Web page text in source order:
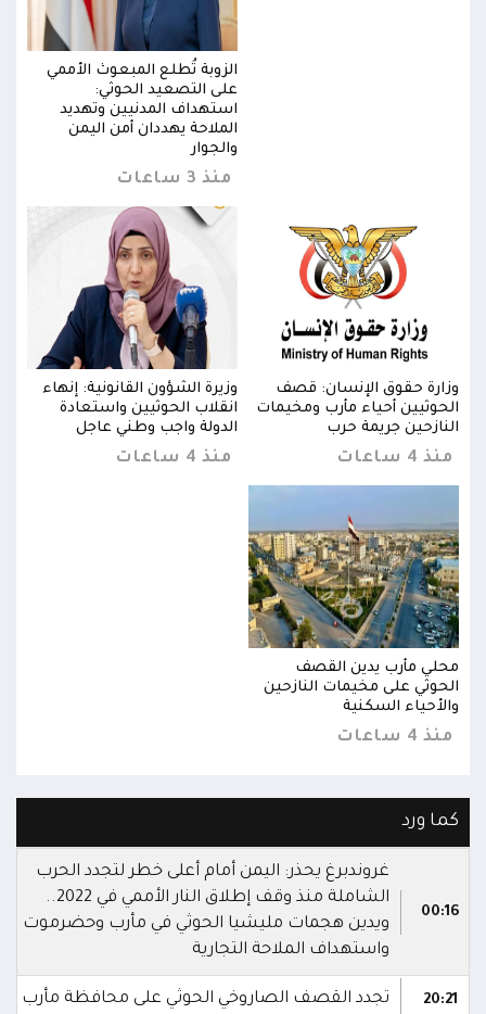
الزوبة تُطلع المبعوث الأممي
على التصعيد الحوثي:
استهداف المدنيين وتهديد
الملاحة يهددان أمن اليمن
والجوار
منذ 3 ساعات
وزارة حقوق الإنسان: قصف
الحوثيين أحياء مأرب ومخيمات
النازحين جريمة حرب
منذ 4 ساعات
وزيرة الشؤون القانونية: إنهاء
انقلاب الحوثيين واستعادة
الدولة واجب وطني عاجل
منذ 4 ساعات
محلي مأرب يدين القصف
الحوثي على مخيمات النازحين
والأحياء السكنية
منذ 4 ساعات
كما ورد
00:16
غروندبرغ يحذر: اليمن أمام أعلى خطر لتجدد الحرب
الشاملة منذ وقف إطلاق النار الأممي في 2022..
ويدين هجمات مليشيا الحوثي في مأرب وحضرموت
واستهداف الملاحة التجارية
20:21 تجدد القصف الصاروخي الحوثي على محافظة مأرب